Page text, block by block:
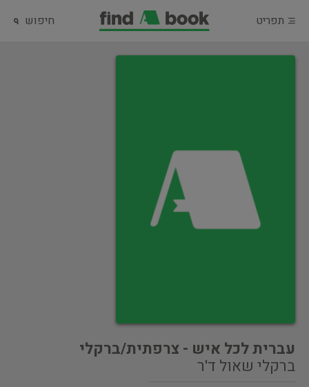
תפריט חיפוש
עברית לכל איש - צרפתית/ברקלי
ברקלי שאול ד'ר